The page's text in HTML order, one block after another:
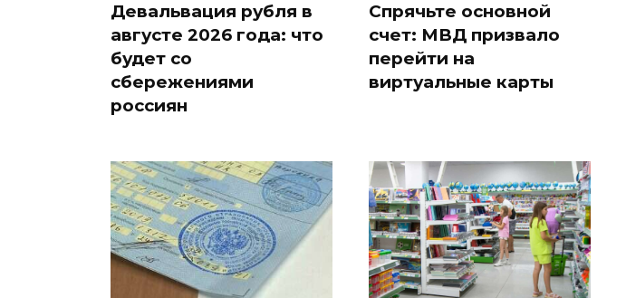
Девальвация рубля в
августе 2026 года: что
будет со
сбережениями
россиян
Спрячьте основной
счет: МВД призвало
перейти на
виртуальные карты